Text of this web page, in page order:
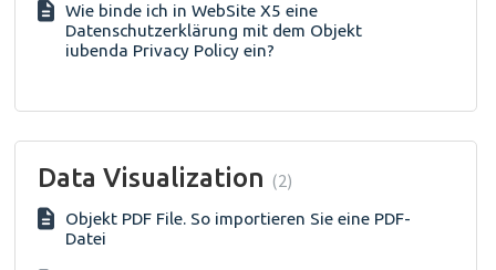
Wie binde ich in WebSite X5 eine
Datenschutzerklärung mit dem Objekt
iubenda Privacy Policy ein?
Data Visualization 2
Objekt PDF File. So importieren Sie eine PDF-
Datei